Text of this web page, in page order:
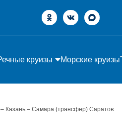
круизы Морские круизы
Казань – Самара (трансфер) Саратов